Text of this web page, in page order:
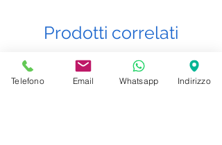
Prodotti correlati
Promo Attiva
Telefono Email Whatsapp Indirizzo